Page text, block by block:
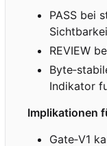
PASS bei
REVIEW
Byte‑
Indikator
Implikationen
Gate‑V1